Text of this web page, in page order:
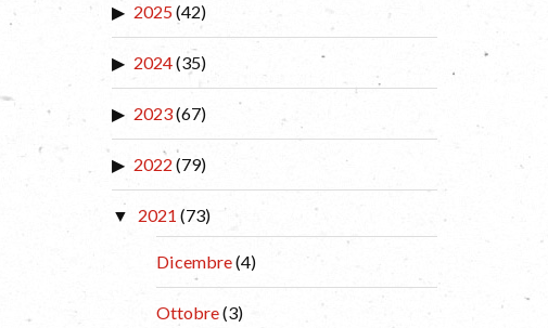
2025(42)
2024(35)
2023(67)
2022 (79)
2021 (73)
Dicembre(4)
Ottobre(3)